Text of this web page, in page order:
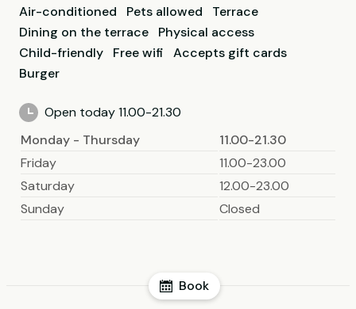
Air-conditioned
Pets allowed
Terrace
Dining on the terrace
Physical access
Child-friendly
Free wifi
Accepts gift cards
Burger
Open today 11.00-21.30
Monday - Thursday
11.00-21.30
Friday
11.00-23.00
Saturday
12.00-23.00
Sunday
Closed
Book